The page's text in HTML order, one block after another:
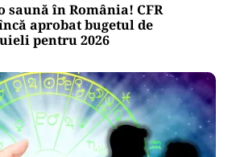
saună în România! CFR
aprobat bugetul de
pentru 2026